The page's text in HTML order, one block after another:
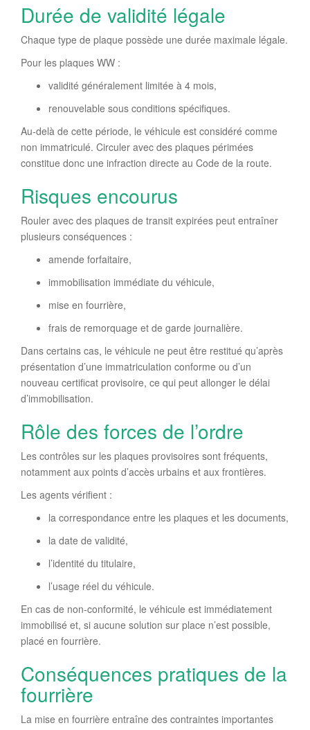
Durée de validité légale
Chaque type de plaque possède une durée maximale légale.
Pour les plaques WW :
validité généralement limitée à 4 mois,
renouvelable sous conditions spécifiques.
Au-delà de cette période, le véhicule est considéré comme
non immatriculé. Circuler avec des plaques périmées
constitue donc une infraction directe au Code de la route.
Risques encourus
Rouler avec des plaques de transit expirées peut entraîner
plusieurs conséquences :
amende forfaitaire,
immobilisation immédiate du véhicule,
mise en fourrière,
frais de remorquage et de garde journalière.
Dans certains cas, le véhicule ne peut être restitué qu’après
présentation d’une immatriculation conforme ou d’un
nouveau certificat provisoire, ce qui peut allonger le délai
d’immobilisation.
Rôle des forces de l’ordre
Les contrôles sur les plaques provisoires sont fréquents,
notamment aux points d’accès urbains et aux frontières.
Les agents vérifient :
la correspondance entre les plaques et les documents,
la date de validité,
l’identité du titulaire,
l’usage réel du véhicule.
En cas de non-conformité, le véhicule est immédiatement
immobilisé et, si aucune solution sur place n’est possible,
placé en fourrière.
Conséquences pratiques de la
fourrière
La mise en fourrière entraîne des contraintes importantes